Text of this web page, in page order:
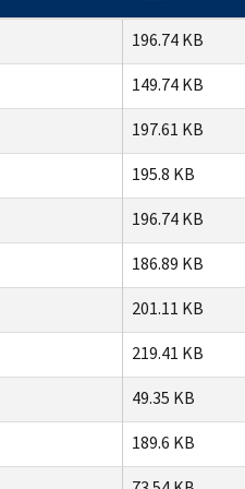
196.74 KB
149.74 KB
197.61 KB
195.8 KB
196.74 KB
186.89 KB
201.11 KB
219.41 KB
49.35 KB
189.6 KB